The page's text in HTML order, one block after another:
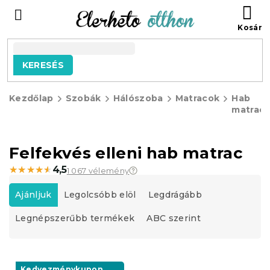
tartalomhoz
KERESÉS
Kezdőlap Szobák Hálószoba Matracok
Hab
Felfekvés elleni hab matrac
★★★★★
★★★★★ 4,51 067 vélemény
T
e
r
m
e
Ajánljuk Legolcsóbb elöl Legdrágább
Legnépszerűbb termékek ABC szerint